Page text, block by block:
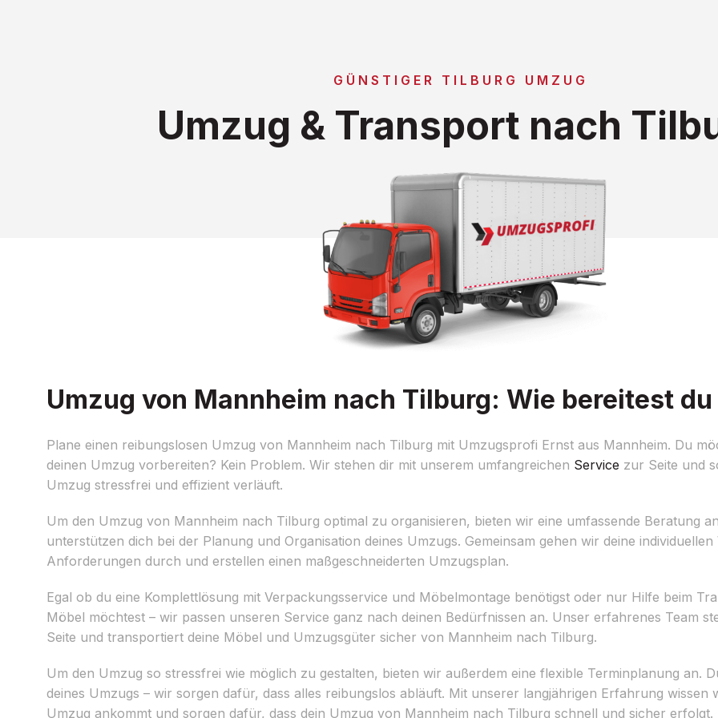
GÜNSTIGER TILBURG UMZUG
Umzug & Transport nach
Umzug von Mannheim nach Tilburg: Wie bereitest
Plane einen reibungslosen Umzug von Mannheim nach Tilburg mit Umzugsprofi Ernst aus Mannheim. Du
deinen Umzug vorbereiten? Kein Problem. Wir stehen dir mit unserem umfangreichen Service zur Seite und
Umzug stressfrei und effizient verläuft.
Um den Umzug von Mannheim nach Tilburg optimal zu organisieren, bieten wir eine umfassende Beratung
unterstützen dich bei der Planung und Organisation deines Umzugs. Gemeinsam gehen wir deine
Anforderungen durch und erstellen einen maßgeschneiderten Umzugsplan.
Egal ob du eine Komplettlösung mit Verpackungsservice und Möbelmontage benötigst oder nur Hilfe beim
Möbel möchtest – wir passen unseren Service ganz nach deinen Bedürfnissen an. Unser erfahrenes Team
Seite und transportiert deine Möbel und Umzugsgüter sicher von Mannheim nach Tilburg.
Um den Umzug so stressfrei wie möglich zu gestalten, bieten wir außerdem eine flexible Terminplanung an.
deines Umzugs – wir sorgen dafür, dass alles reibungslos abläuft. Mit unserer langjährigen Erfahrung wissen
Umzug ankommt und sorgen dafür, dass dein Umzug von Mannheim nach Tilburg schnell und sicher erfolgt.